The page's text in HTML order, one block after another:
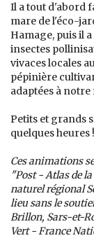
Il a tout d'abord
mare de l'éco-
Hamage, puis il
insectes
vivaces locales
pépinière
adaptées à
Petits et grands
quelques heures !
Ces animations
"Post - Atlas de
naturel régional
lieu sans le
Brillon, Sars-et-
Vert - France